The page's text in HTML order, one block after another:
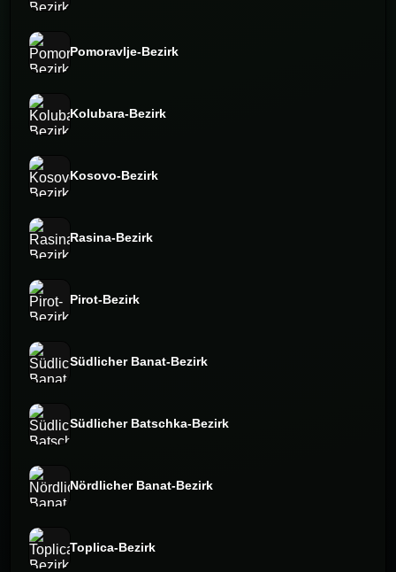
Pomoravlje-Bezirk
Kolubara-Bezirk
Kosovo-Bezirk
Rasina-Bezirk
Pirot-Bezirk
Südlicher Banat-Bezirk
Südlicher Batschka-Bezirk
Nördlicher Banat-Bezirk
Toplica-Bezirk